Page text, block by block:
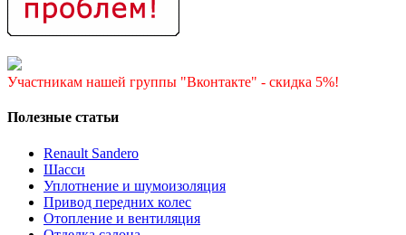
Участникам нашей группы "Вконтакте" - скидка 5%!
Полезные статьи
Renault Sandero
Шасси
Уплотнение и шумоизоляция
Привод передних колес
Отопление и вентиляция